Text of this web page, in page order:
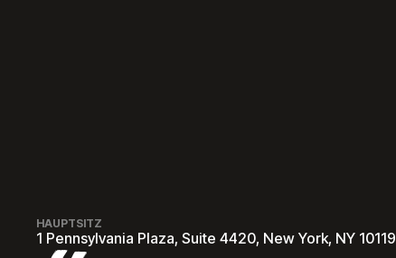
HAUPTSITZ
1 Pennsylvania Plaza, Suite 4420, New York, NY 10119